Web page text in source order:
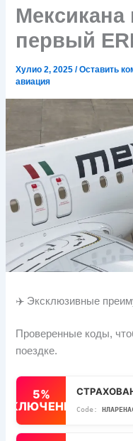
Мексикана
первый
Хулио 2, 2025/Оставить
авиация
✈️ Эксклюзивные
Проверенные коды,
поездке.
5%